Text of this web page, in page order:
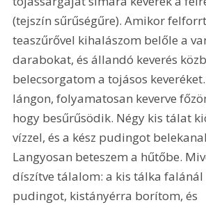
(tejszín sűrűségűre). Amikor
teaszűrővel kihalászom belőle a
darabokat, és állandó keverés
belecsorgatom a tojásos
lángon, folyamatosan keverve
hogy besűrűsödik. Négy kis tálat
vízzel, és a kész pudingot
Langyosan beteszem a hűtőbe.
díszítve tálalom: a kis tálka
pudingot, kistányérra borítom, és